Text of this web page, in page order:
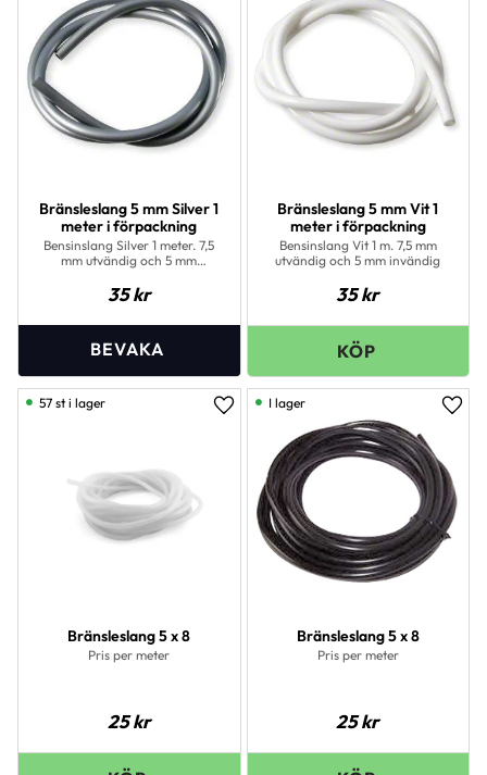
Bränsleslang 5 mm Silver 1
meter i förpackning
Bensinslang Silver 1 meter. 7,5
mm utvändig och 5 mm
35kr
Bränsleslang 5 mm Vit 1
meter i förpackning
Bensinslang Vit 1 m. 7,5 mm
utvändig och 5 mm invändig
35kr
Bränsleslang 5 x 8
Pris per meter
25kr
Lägg till i favoriter
57 st i lager
Bränsleslang 5 x 8
Pris per meter
25kr
I lager